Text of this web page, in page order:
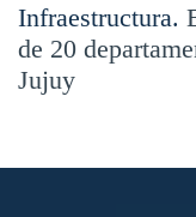
Infraestructura.
de 20
Jujuy